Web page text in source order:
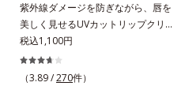
アのW効果で軽やかな美肌を印象づ
けます。紫外線吸収剤フリーなのに
高SPF値、さらにスキンプロテクト
複合成分(*3)が、ブルーライト、紫
外線、大気中の微粒子汚れなどの外
紫外線ダメージを防ぎながら、唇を
美しく見せるUVカットリップクリ
ーム。UV対策を忘れがちな唇に。
紫外線をカットしながら、顔色をパ
ッと明るく見せるUVカットリップ
税込1,100円
（3.89 /270件）